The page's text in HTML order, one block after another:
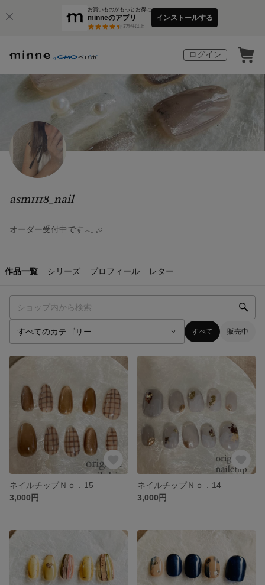
お買いものがもっとお得に
minneのアプリ
3万件以上
インストールする
ログイン
asm1118_nail
オーダー受付中です‪‪𓂃 𓈒𓏸
作品一覧 シリーズ プロフィール レター
すべて 販売中
ネイルチップＮｏ．15
3,000円
ネイルチップＮｏ．14
3,000円